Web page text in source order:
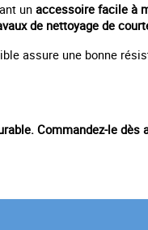
un accessoire facile à
de nettoyage de
assure une bonne
Commandez-le dès